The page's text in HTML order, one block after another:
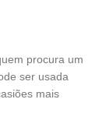
procura um
ser usada
mais